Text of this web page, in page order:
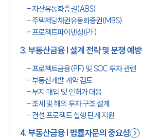
-자산유동화증권(ABS)
-주택저당채권유동화증권(MBS)
-프로젝트파이낸싱(PF)
3.부동산금융 | 설계 전략 및 분쟁 예방
-프로젝트금융(PF) 및 SOC 투자 관련
-부동산개발 계약 검토
-부지 매입 및 인허가 대응
-조세 및 해외 투자 구조 설계
-건설 프로젝트 실행 단계 지원
4.부동산금융 | 법률자문의 중요성